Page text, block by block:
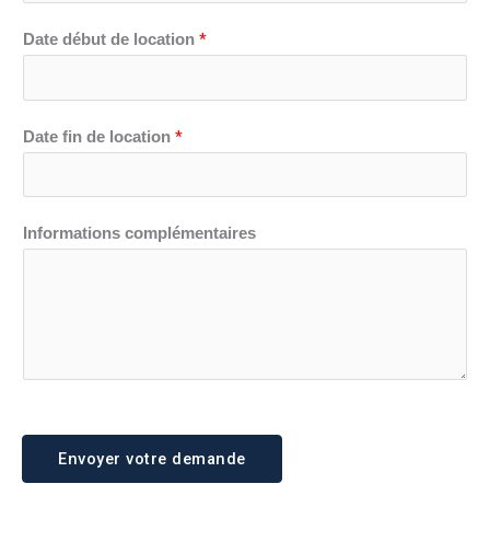
Date début de location *
Date fin de location *
Informations complémentaires
Envoyer votre demande